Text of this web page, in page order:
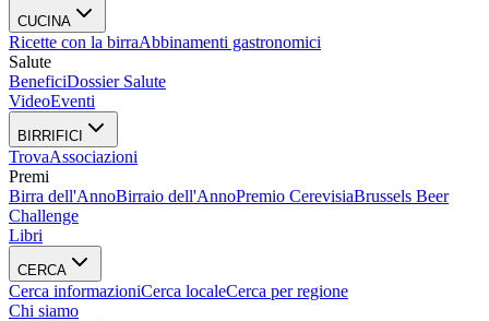
CUCINA
Ricette con la birraAbbinamenti gastronomici
Salute
BeneficiDossier Salute
VideoEventi
BIRRIFICI
TrovaAssociazioni
Premi
Birra dell'AnnoBirraio dell'AnnoPremio CerevisiaBrussels Beer
Challenge
Libri
CERCA
Cerca informazioniCerca localeCerca per regione
Chi siamo